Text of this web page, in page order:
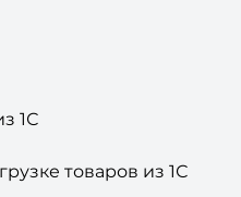
1С
товаров из 1С